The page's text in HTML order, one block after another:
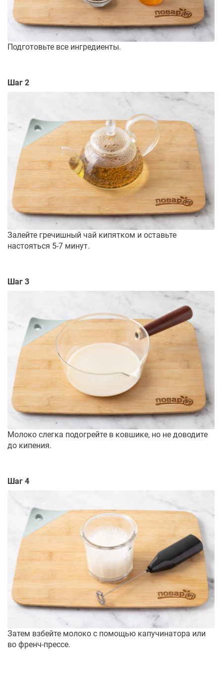
Подготовьте все ингредиенты.
Шаг 2
Залейте гречишный чай кипятком и оставьте
настояться 5-7 минут.
Шаг 3
Молоко слегка подогрейте в ковшике, но не доводите
до кипения.
Шаг 4
Затем взбейте молоко с помощью капучинатора или
во френч-прессе.